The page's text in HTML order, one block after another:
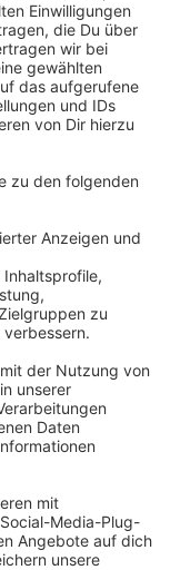
der Küche
darf es aber
gebratene
und
Eiswürfeln in
und die
, den